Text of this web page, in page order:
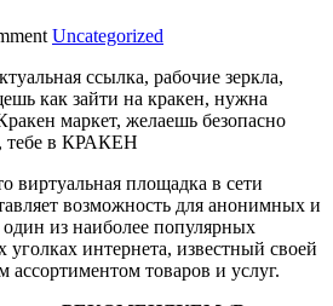
Uncategorized
ссылка, рабочие зеркла,
как зайти на кракен, нужна
маркет, желаешь безопасно
тебе в КРАКЕН
виртуальная площадка в сети
возможность для анонимных и
из наиболее популярных
интернета, известный своей
товаров и услуг.